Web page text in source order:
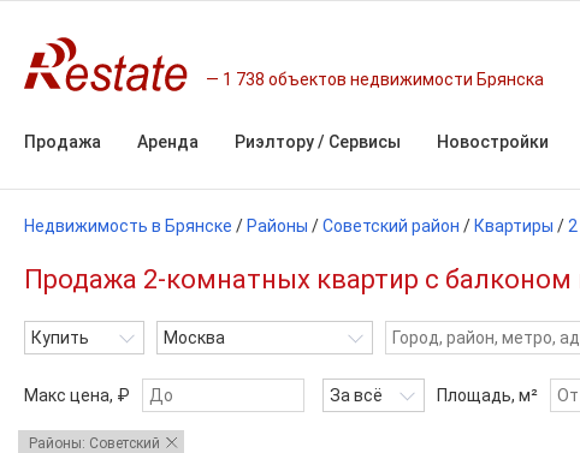
1 738 объектов недвижимости Брянска
Продажа Аренда Риэлтору / Сервисы Новостройки
Недвижимость в Брянске / Районы /Советский район / Квартиры /
Продажа 2-комнатных квартир с балконом
Купить Москва
Макс цена, ₽ За всё Площадь, м²
Районы: Советский